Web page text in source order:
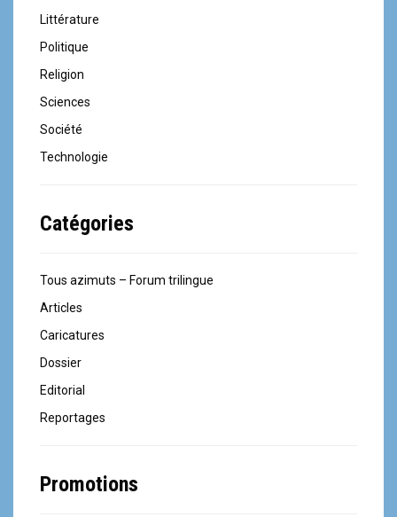
Littérature
Politique
Religion
Sciences
Société
Technologie
Catégories
Tous azimuts – Forum trilingue
Articles
Caricatures
Dossier
Editorial
Reportages
Promotions